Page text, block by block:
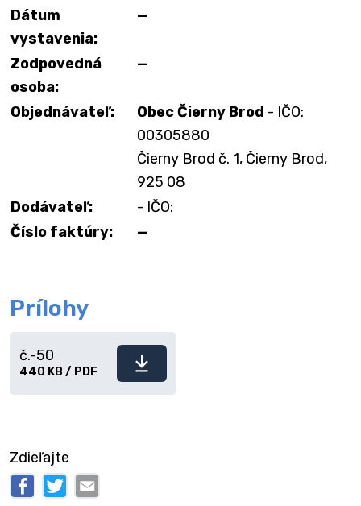
Dátum
vystavenia:
—
Zodpovedná
osoba:
—
Objednávateľ: Obec Čierny Brod - IČO:
00305880
Čierny Brod č. 1, Čierny Brod,
925 08
Dodávateľ:
- IČO:
Číslo faktúry:
—
Prílohy
Stiahnuť
č.-50
440 KB / PDF
Zdieľajte